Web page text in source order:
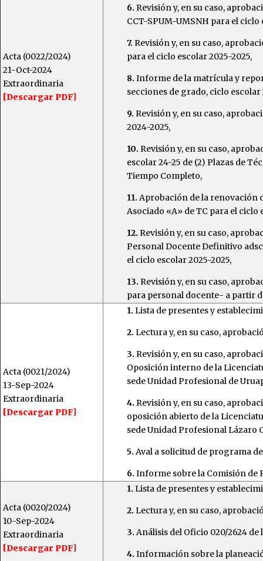
Acta (0022/2024)
21-Oct-2024
Extraordinaria
[Descargar PDF]
6. Revisión y, en su caso,
CCT-SPUM-UMSNH para el ciclo
7. Revisión y, en su caso,
para el ciclo escolar 2025-2025,
8. Informe de la matrícula y
secciones de grado, ciclo escolar
9. Revisión y, en su caso,
2024-2025,
10. Revisión y, en su caso,
escolar 24-25 de (2) Plazas de
Tiempo Completo,
11. Aprobación de la renovación
Asociado «A» de TC para el ciclo
12. Revisión y, en su caso,
Personal Docente Definitivo
el ciclo escolar 2025-2025,
13. Revisión y, en su caso,
para personal docente- a partir
Acta (0021/2024)
13-Sep-2024
Extraordinaria
[Descargar PDF]
1. Lista de presentes y
2. Lectura y, en su caso,
3. Revisión y, en su caso,
Oposición interno de la
sede Unidad Profesional de
4. Revisión y, en su caso,
oposición abierto de la
sede Unidad Profesional Lázaro
5. Aval a solicitud de programa
6. Informe sobre la Comisión de
Acta (0020/2024)
10-Sep-2024
Extraordinaria
[Descargar PDF]
1. Lista de presentes y
2. Lectura y, en su caso,
3. Análisis del Oficio 020/2624
4. Información sobre la